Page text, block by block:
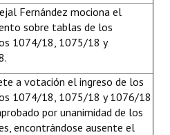
Fernández mociona el
sobre tablas de los
1074/18, 1075/18 y
a votación el ingreso de los
1074/18, 1075/18 y 1076/18
por unanimidad de los
encontrándose ausente el